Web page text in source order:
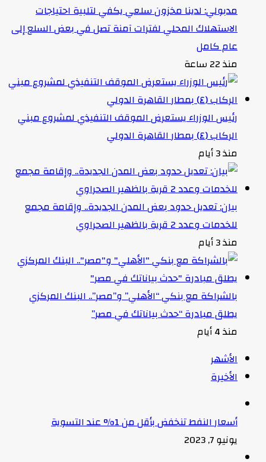
مدبولي: لدينا مخزون سلعي يكفي لتلبية احتياجات
الاستهلاك المحلي لفترات آمنة تصل في بعض السلع إلى
عام كامل
منذ 22 ساعة
رئيس الوزراء يستعرض الموقف التنفيذي لمشروع مبني
الركاب (٤) بمطار القاهرة الدولي
منذ 3 أيام
بيان: تعديل حدود بعض المدن الجديدة.. وإقامة مجمع
للخدمات وعدد 2 قرية بالظهير الصحراوي
منذ 3 أيام
بالشراكة مع بنكي “الأهلي” و”مصر”.. البنك المركزي
يطلق مبادرة “حدث بياناتك في مصر”
منذ 4 أيام
الأشهر
الأخيرة
أسعار النفط تنخفض بأقل من 1% عند التسوية
يونيو 7, 2023